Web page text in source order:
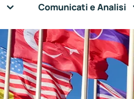
Comunicati e Analisi